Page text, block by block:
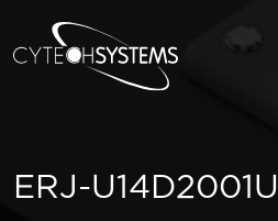
ERJ-U14D2001U